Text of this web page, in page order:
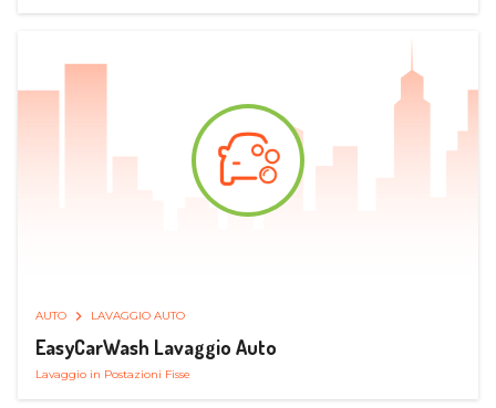
AUTO LAVAGGIO AUTO
EasyCarWash Lavaggio Auto
Lavaggio in Postazioni Fisse